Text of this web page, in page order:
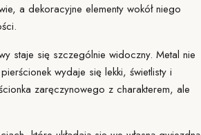
a dekoracyjne elementy wokół niego
staje się szczególnie widoczny. Metal nie
wydaje się lekki, świetlisty i
zaręczynowego z charakterem, ale